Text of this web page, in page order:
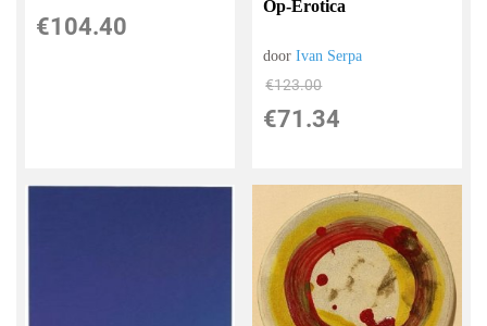
€104.40
Op-Erotica
doorIvan Serpa
€123.00
€71.34